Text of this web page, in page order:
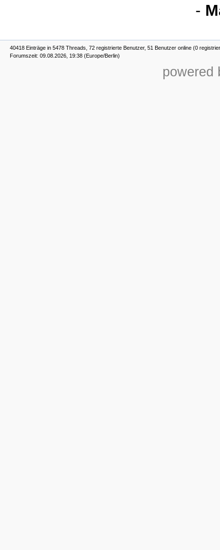
-
40418 Einträge in 5478 Threads, 72 registrierte Benutzer, 51 Benutzer online (0
Forumszeit: 09.08.2026, 19:38 (Europe/Berlin)
powered